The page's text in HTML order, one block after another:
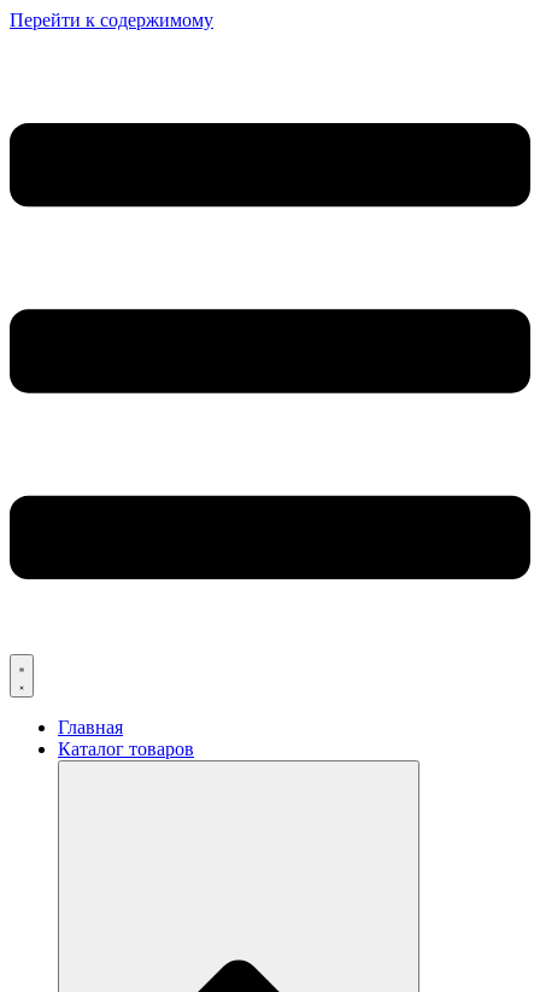
Перейти к содержимому
Главная
Каталог товаров